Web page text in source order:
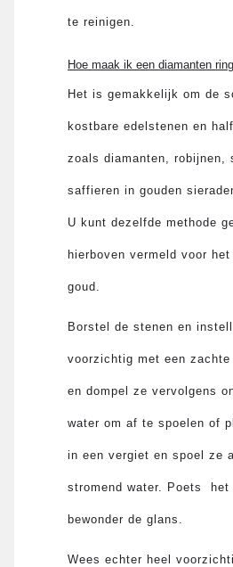
te reinigen.
Hoe maak ik een diamanten
Het is gemakkelijk om de
kostbare edelstenen en
zoals diamanten, robijnen,
saffieren in gouden
U kunt dezelfde methode
hierboven vermeld voor
goud.
Borstel de stenen en
voorzichtig met een zachte
en dompel ze vervolgens
water om af te spoelen of
in een vergiet en spoel ze
stromend water. Poets het
bewonder de glans.
Wees echter heel